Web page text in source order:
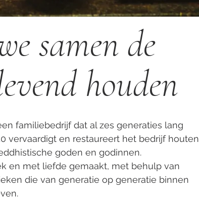
samen de
houden
familiebedrijf dat al zes generaties lang
vervaardigt en restaureert het bedrijf houten
goden en godinnen.
en met liefde gemaakt, met behulp van
die van generatie op generatie binnen